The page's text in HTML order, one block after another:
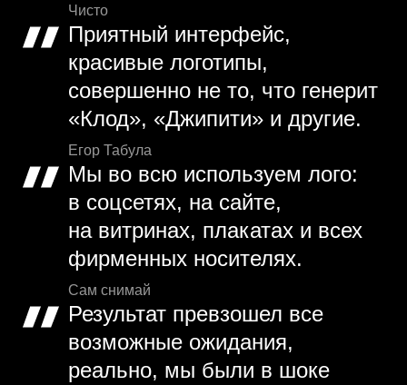
Чисто
Приятный интерфейс,
красивые логотипы,
совершенно не то, что генерит
«Клод», «Джипити» и другие.
Егор Табула
Мы во всю используем лого:
в соцсетях, на сайте,
на витринах, плакатах и всех
фирменных носителях.
Сам снимай
Результат превзошел все
возможные ожидания,
реально, мы были в шоке